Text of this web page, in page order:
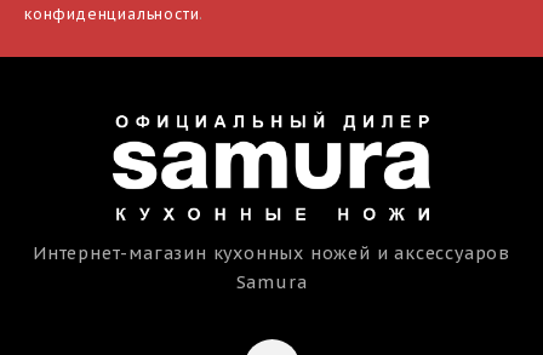
конфиденциальности.
Интернет-магазин кухонных ножей и аксессуаров
Samura